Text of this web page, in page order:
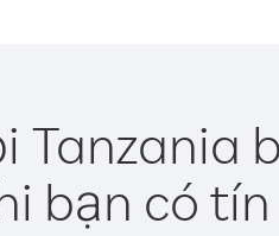
Tanzania
bạn có